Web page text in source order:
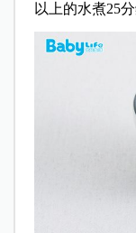
以上的水煮25